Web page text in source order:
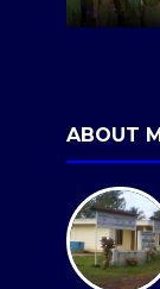
ABOUT